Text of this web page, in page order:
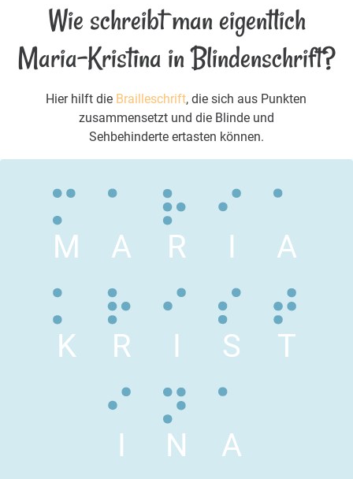
Wie schreibt man eigentlich
Maria-Kristina in Blindenschrift?
Hier hilft die Brailleschrift, die sich aus Punkten
zusammensetzt und die Blinde und
Sehbehinderte ertasten können.
M A R I A
K R I S T
I N A